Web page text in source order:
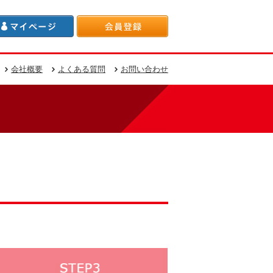
会社概要 よくある質問 お問い合わせ